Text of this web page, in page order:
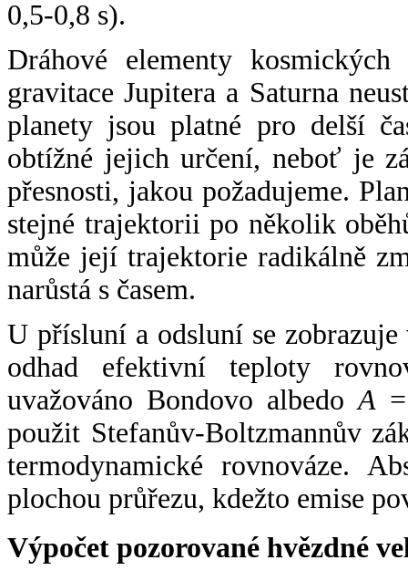
0,5-0,8 s).
Dráhové elementy
gravitace Jupitera a Saturna
planety jsou platné pro delší
obtížné jejich určení, neboť je
přesnosti, jakou požadujeme.
stejné trajektorii po několik
může její trajektorie radikálně
narůstá s časem.
U přísluní a odsluní se
odhad efektivní teploty
uvažováno Bondovo albedoA
použit Stefanův-Boltzmannův
termodynamické rovnováze.
plochou průřezu, kdežto emise
Výpočet pozorované hvězdné